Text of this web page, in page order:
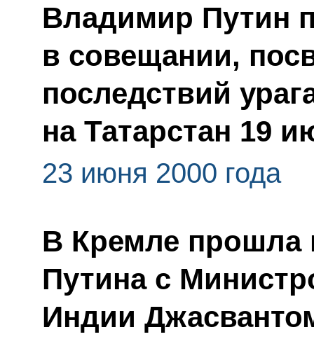
Владимир Путин
в совещании,
последствий
на Татарстан 19
23 июня 2000 года
В Кремле прошла
Путина с
Индии